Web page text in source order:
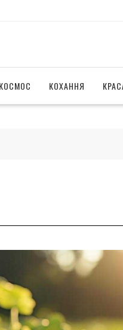
КОСМОС КОХАННЯ